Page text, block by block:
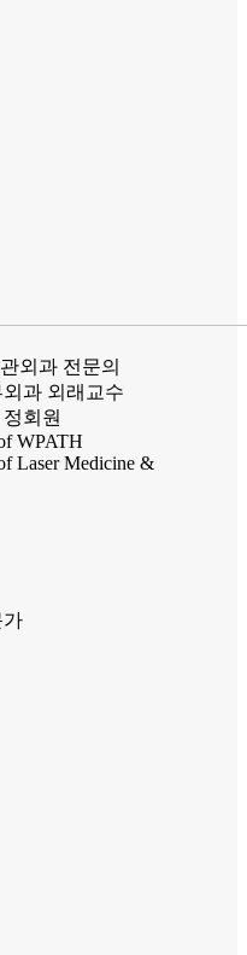
외과 전문의
과 외래교수
회원
WPATH
Laser Medicine &
가